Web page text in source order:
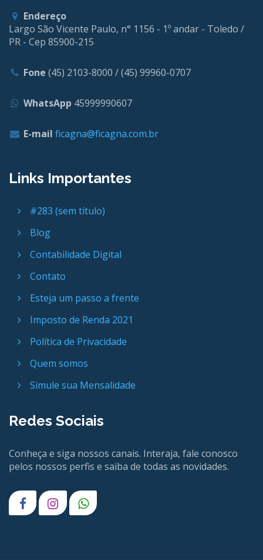
Endereço
Largo São Vicente Paulo, n° 1156 - 1º andar - Toledo /
PR - Cep 85900-215
Fone (45) 2103-8000 / (45) 99960-0707
WhatsApp 45999990607
E-mail ficagna@ficagna.com.br
Links Importantes
#283 (sem título)
Blog
Contabilidade Digital
Contato
Esteja um passo a frente
Imposto de Renda 2021
Política de Privacidade
Quem somos
Simule sua Mensalidade
Redes Sociais
Conheça e siga nossos canais. Interaja, fale conosco
pelos nossos perfis e saiba de todas as novidades.